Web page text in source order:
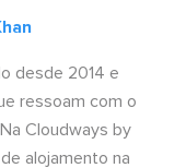
desde 2014 e
ressoam com o
Cloudways by
alojamento na